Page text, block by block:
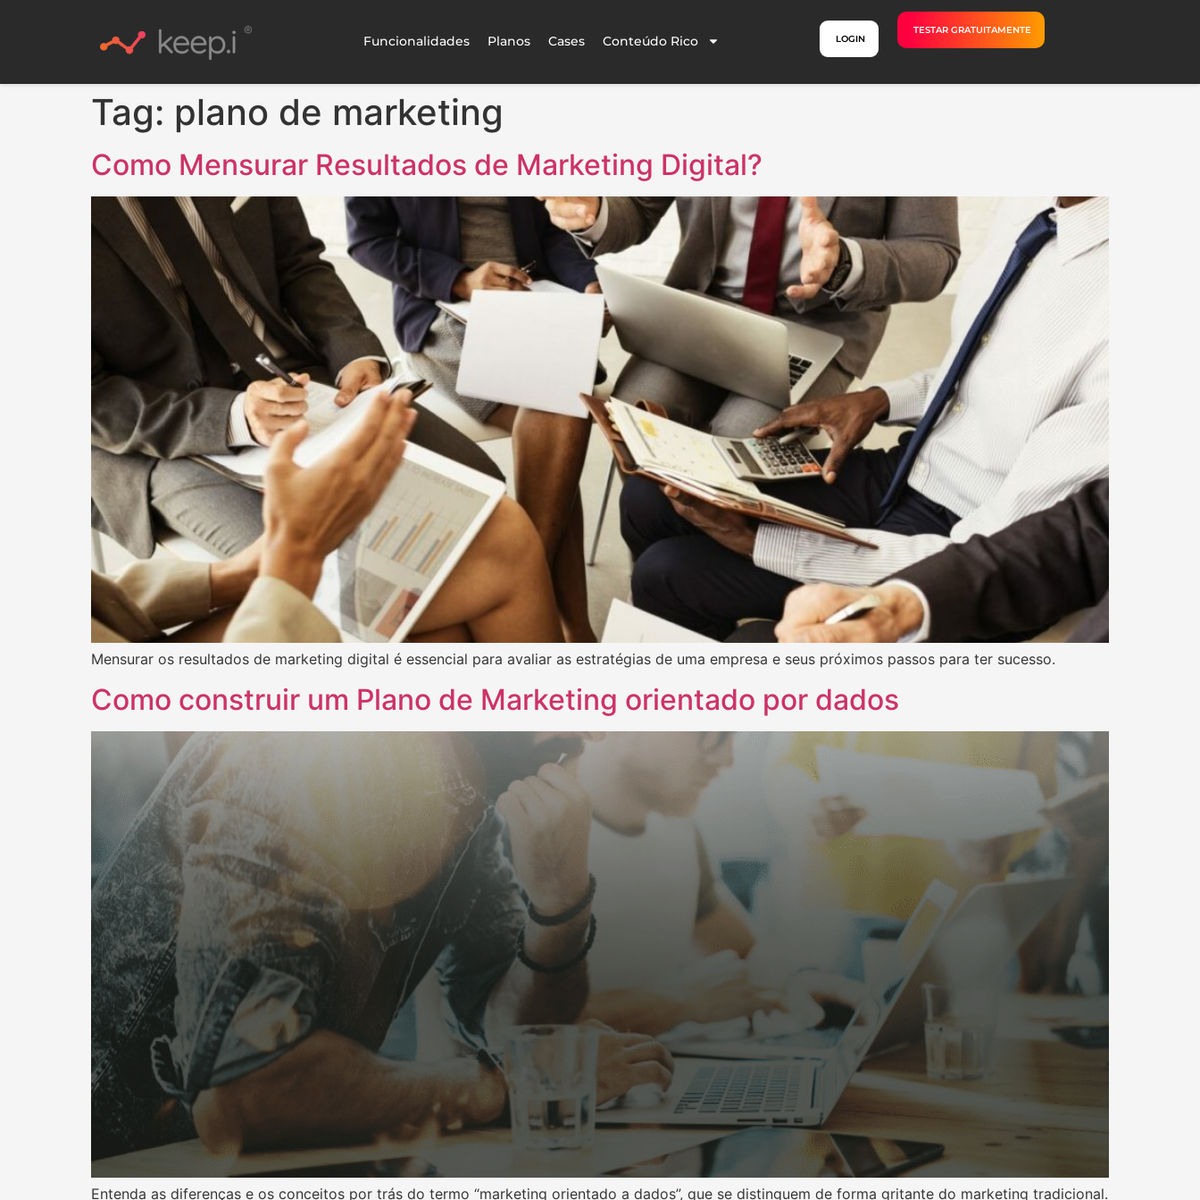
Funcionalidades Planos Cases Conteúdo Rico LOGIN
TESTAR GRATUITAMENTE
Tag: plano de marketing
Como Mensurar Resultados de Marketing Digital?
Mensurar os resultados de marketing digital é essencial para avaliar as estratégias de uma empresa e seus próximos passos para ter sucesso.
Como construir um Plano de Marketing orientado por dados
Entenda as diferenças e os conceitos por trás do termo “marketing orientado a dados”, que se distinguem de forma gritante do marketing tradicional.